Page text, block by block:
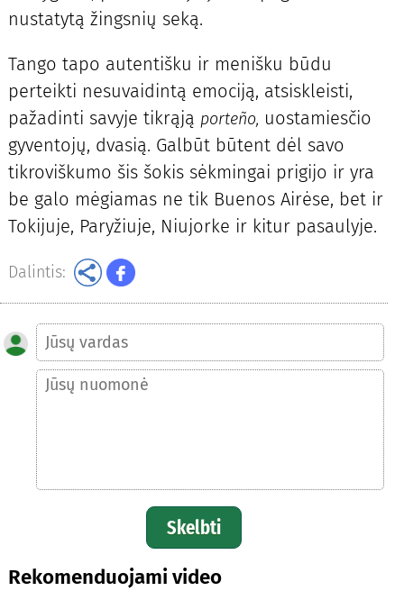
nustatytą žingsnių seką.
Tango tapo autentišku ir menišku būdu
perteikti nesuvaidintą emociją, atsiskleisti,
pažadinti savyje tikrąją porteño, uostamiesčio
gyventojų, dvasią. Galbūt būtent dėl savo
tikroviškumo šis šokis sėkmingai prigijo ir yra
be galo mėgiamas ne tik Buenos Airėse, bet ir
Tokijuje, Paryžiuje, Niujorke ir kitur pasaulyje.
Dalintis:
Skelbti
Rekomenduojami video